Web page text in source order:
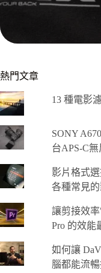
熱門文章
13 種電影
SONY
台APS-C
影片格式
各種常見
讓剪接效
Pro 的效能
如何讓
腦都能流